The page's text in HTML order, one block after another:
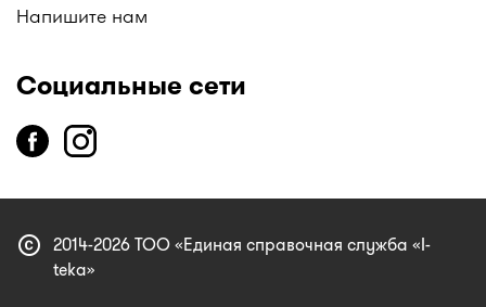
Напишите нам
Социальные сети
copyright 2014-2026 ТОО «Единая справочная служба «I-
teka»